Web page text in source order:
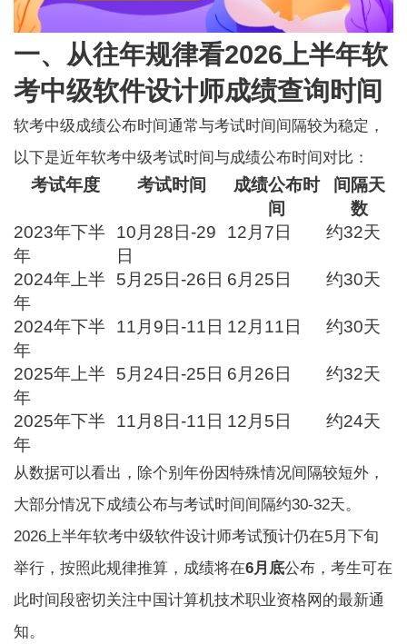
一、从往年规律看2026上半年软
考中级软件设计师成绩查询时间
软考中级成绩公布时间通常与考试时间间隔较为稳定，
以下是近年软考中级考试时间与成绩公布时间对比：
考试年度 考试时间
成绩公布时
间
间隔天
数
2023年下半
年
10月28日-29
日
12月7日 约32天
2024年上半
年
5月25日-26日 6月25日 约30天
2024年下半
年
11月9日-11日 12月11日 约30天
2025年上半
年
5月24日-25日 6月26日 约32天
2025年下半
年
11月8日-11日 12月5日 约24天
从数据可以看出，除个别年份因特殊情况间隔较短外，
大部分情况下成绩公布与考试时间间隔约30-32天。
2026上半年软考中级软件设计师考试预计仍在5月下旬
举行，按照此规律推算，成绩将在6月底公布，考生可在
此时间段密切关注中国计算机技术职业资格网的最新通
知。